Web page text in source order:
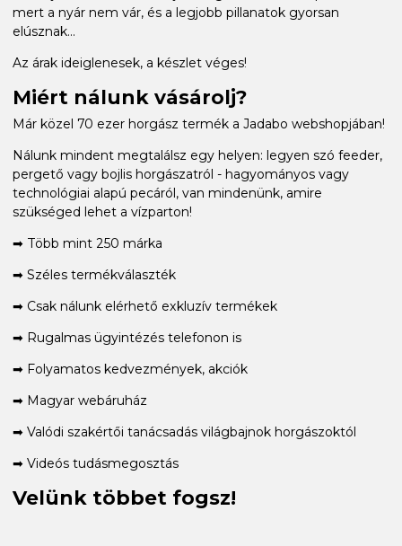
mert a nyár nem vár, és a legjobb pillanatok gyorsan
elúsznak...
Az árak ideiglenesek, a készlet véges!
Miért nálunk vásárolj?
Már közel 70 ezer horgász termék a Jadabo webshopjában!
Nálunk mindent megtalálsz egy helyen: legyen szó feeder,
pergető vagy bojlis horgászatról - hagyományos vagy
technológiai alapú pecáról, van mindenünk, amire
szükséged lehet a vízparton!
➡ Több mint 250 márka
➡ Széles termékválaszték
➡ Csak nálunk elérhető exkluzív termékek
➡ Rugalmas ügyintézés telefonon is
➡ Folyamatos kedvezmények, akciók
➡ Magyar webáruház
➡ Valódi szakértői tanácsadás világbajnok horgászoktól
➡ Videós tudásmegosztás
Velünk többet fogsz!